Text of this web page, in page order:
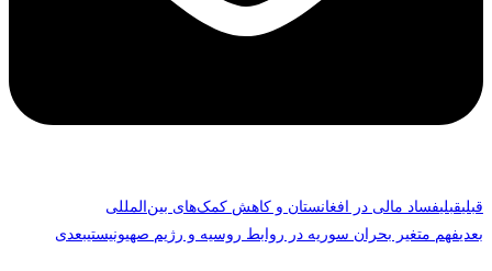
قبلیقبلیفساد مالی در افغانستان و کاهش کمک‌های بین‌المللی
بعدیفهم متغیر بحران سوریه در روابط روسیه و رژیم صهیونیستیبعدی